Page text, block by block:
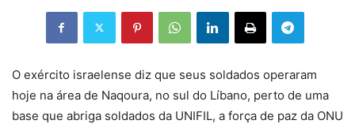
O exército israelense diz que seus soldados operaram
hoje na área de Naqoura, no sul do Líbano, perto de uma
base que abriga soldados da UNIFIL, a força de paz da ONU